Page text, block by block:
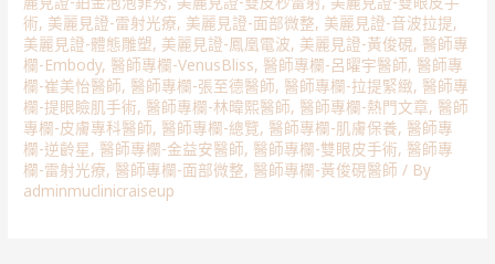
術, 美麗見證-雷射光療, 美麗見證-面部微整, 美麗見證-音波拉提,
美麗見證-體態雕塑, 美麗見證-鳳凰電波, 美麗見證-黃俊硯, 醫師專
欄-Embody, 醫師專欄-VenusBliss, 醫師專欄-呂曜宇醫師, 醫師專
欄-崔美怡醫師, 醫師專欄-張至德醫師, 醫師專欄-拉提緊緻, 醫師專
欄-提眼瞼肌手術, 醫師專欄-林暐熙醫師, 醫師專欄-熱門文章, 醫師
專欄-皮膚專科醫師, 醫師專欄-總覽, 醫師專欄-肌膚保養, 醫師專
欄-逆齡星, 醫師專欄-金益安醫師, 醫師專欄-雙眼皮手術, 醫師專
欄-雷射光療, 醫師專欄-面部微整, 醫師專欄-黃俊硯醫師 / By
adminmuclinicraiseup